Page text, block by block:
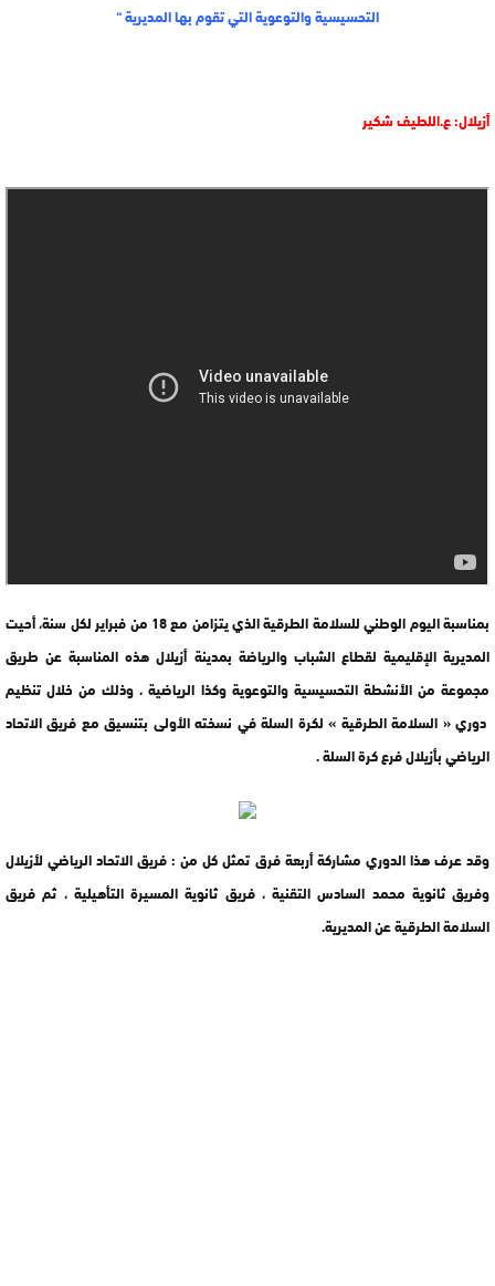
التحسيسية والتوعوية التي تقوم بها المديرية “
أزيلال: ع.اللطيف شكير
بمناسبة اليوم الوطني للسلامة الطرقية الذي يتزامن مع 18 من فبراير لكل سنة، أحيت
المديرية الإقليمية لقطاع الشباب والرياضة بمدينة أزيلال هذه المناسبة عن طريق
مجموعة من الأنشطة التحسيسية والتوعوية وكذا الرياضية ، وذلك من خلال تنظيم
دوري « السلامة الطرقية » لكرة السلة في نسخته الأولى بتنسيق مع فريق الاتحاد
الرياضي بأزيلال فرع كرة السلة .
وقد عرف هذا الدوري مشاركة أربعة فرق تمثل كل من : فريق الاتحاد الرياضي لأزيلال
وفريق ثانوية محمد السادس التقنية ، فريق ثانوية المسيرة التأهيلية ، ثم فريق
السلامة الطرقية عن المديرية.